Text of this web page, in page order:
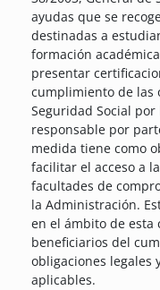
ayudas que se
destinadas a
formación
presentar
cumplimiento de las
Seguridad Social
responsable por
medida tiene como
facilitar el acceso a
facultades de
la Administración.
en el ámbito de esta
beneficiarios del
obligaciones legales
aplicables.